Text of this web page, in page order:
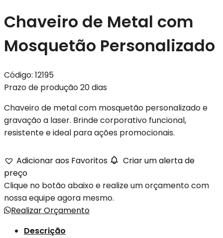
Chaveiro de Metal com
Mosquetão Personalizado
Código: 12195
Prazo de produção 20 dias
Chaveiro de metal com mosquetão personalizado e
gravação a laser. Brinde corporativo funcional,
resistente e ideal para ações promocionais.
Adicionar aos Favoritos
Criar um alerta de
preço
Clique no botão abaixo e realize um orçamento com
nossa equipe agora mesmo.
Realizar Orçamento
Descrição